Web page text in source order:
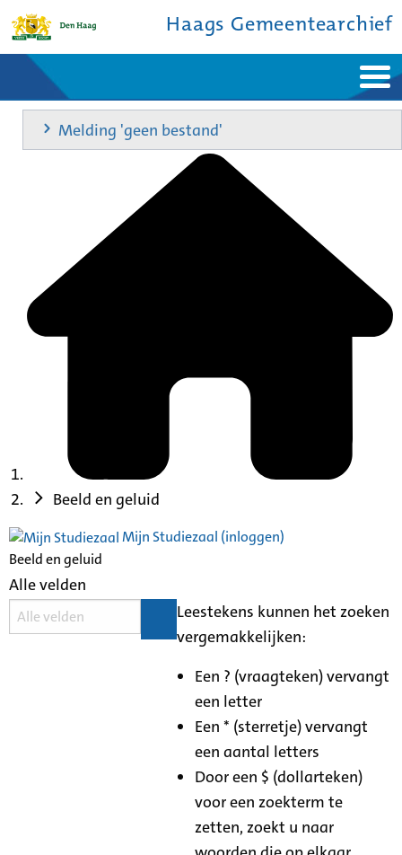
Haags Gemeentearchief
Home
Nieuws
Ontdek de stad
De studiezaal
Bronnen en collecties
Melding 'geen bestand'
Beeld en geluid
Mijn Studiezaal (inloggen)
Beeld en geluid
Alle velden
Leestekens kunnen het zoeken
vergemakkelijken:
Een ? (vraagteken) vervangt
een letter
Een * (sterretje) vervangt
een aantal letters
Door een $ (dollarteken)
voor een zoekterm te
zetten, zoekt u naar